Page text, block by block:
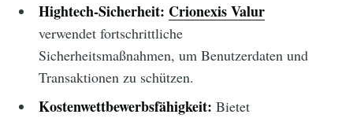
Hightech-Sicherheit: Crionexis Valur
verwendet fortschrittliche
Sicherheitsmaßnahmen, um Benutzerdaten und
Transaktionen zu schützen.
Kostenwettbewerbsfähigkeit: Bietet